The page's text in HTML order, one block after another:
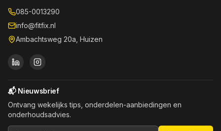
085-0013290
info@fitfix.nl
Ambachtsweg 20a, Huizen
📬 Nieuwsbrief
Ontvang wekelijks tips, onderdelen-aanbiedingen en
onderhoudsadvies.